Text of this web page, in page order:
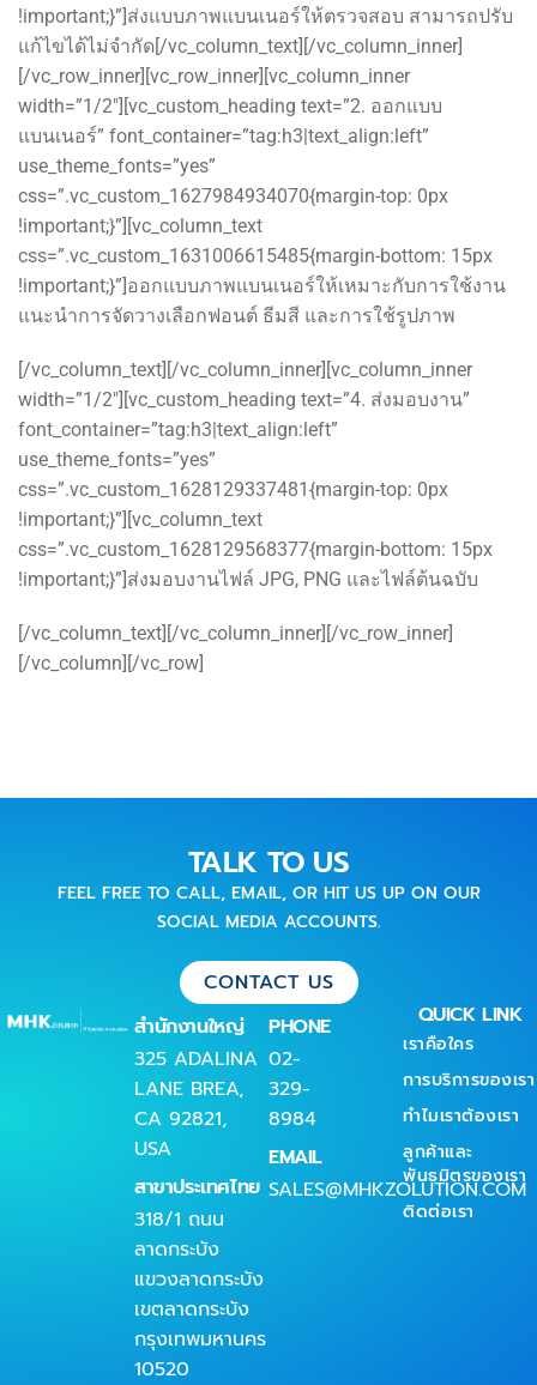
!important;}”]ส่งแบบภาพแบนเนอร์ให้ตรวจสอบ สามารถปรับ
แก้ไขได้ไม่จำกัด[/vc_column_text][/vc_column_inner]
[/vc_row_inner][vc_row_inner][vc_column_inner
width=”1/2″][vc_custom_heading text=”2. ออกแบบ
แบนเนอร์” font_container=”tag:h3|text_align:left”
use_theme_fonts=”yes”
css=”.vc_custom_1627984934070{margin-top: 0px
!important;}”][vc_column_text
css=”.vc_custom_1631006615485{margin-bottom: 15px
!important;}”]ออกแบบภาพแบนเนอร์ให้เหมาะกับการใช้งาน
แนะนำการจัดวางเลือกฟอนต์ ธีมสี และการใช้รูปภาพ
[/vc_column_text][/vc_column_inner][vc_column_inner
width=”1/2″][vc_custom_heading text=”4. ส่งมอบงาน”
font_container=”tag:h3|text_align:left”
use_theme_fonts=”yes”
css=”.vc_custom_1628129337481{margin-top: 0px
!important;}”][vc_column_text
css=”.vc_custom_1628129568377{margin-bottom: 15px
!important;}”]ส่งมอบงานไฟล์ JPG, PNG และไฟล์ต้นฉบับ
[/vc_column_text][/vc_column_inner][/vc_row_inner]
[/vc_column][/vc_row]
TALK TO US
FEEL FREE TO CALL, EMAIL, OR HIT US UP ON OUR
SOCIAL MEDIA ACCOUNTS.
CONTACT US
สำนักงานใหญ่
325 ADALINA
LANE BREA,
CA 92821,
USA
สาขาประเทศไทย
318/1 ถนน
ลาดกระบัง
แขวงลาดกระบัง
เขตลาดกระบัง
กรุงเทพมหานคร
10520
PHONE
02-
329-
8984
EMAIL
SALES@MHKZOLUTION.COM
QUICK LINK
เราคือใคร
การบริการของเรา
ทำไมเราต้องเรา
ลูกค้าและ
พันธมิตรของเรา
ติดต่อเรา